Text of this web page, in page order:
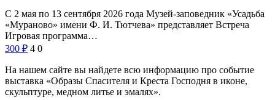
С 2 мая по 13 сентября 2026 года Музей-заповедник «Усадьба
«Мураново» имени Ф. И. Тютчева» представляет Встреча
Игровая программа…
300 ₽ 4 0
На нашем сайте вы найдете всю информацию про событие
выставка «Образы Спасителя и Креста Господня в иконе,
скульптуре, медном литье и эмалях».